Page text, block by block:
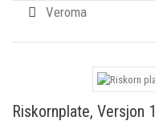
Veroma
Riskornplate, Versjon 1